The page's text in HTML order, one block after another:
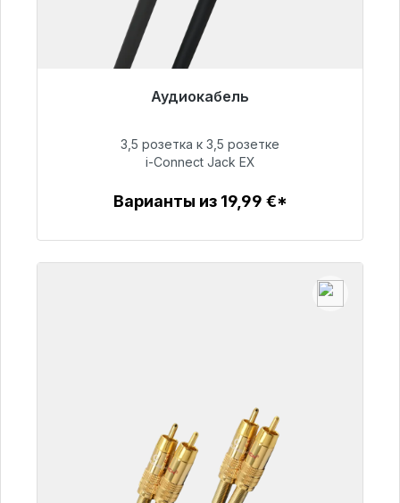
Аудиокабель
Готовы к немедленной отправке, срок
51,99 €
3,5 розетка к 3,5 розетке
i-Connect Jack EX
Варианты из 19,99 €*